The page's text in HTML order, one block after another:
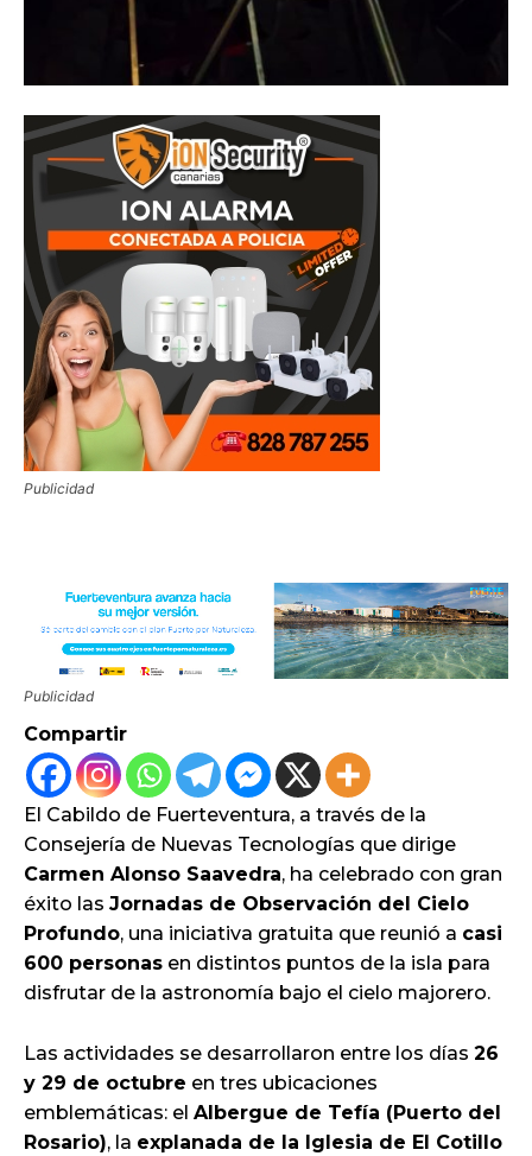
Publicidad
Publicidad
Compartir
El Cabildo de Fuerteventura, a través de la
Consejería de Nuevas Tecnologías que dirige
Carmen Alonso Saavedra, ha celebrado con gran
éxito las Jornadas de Observación del Cielo
Profundo, una iniciativa gratuita que reunió a casi
600 personas en distintos puntos de la isla para
disfrutar de la astronomía bajo el cielo majorero.
Las actividades se desarrollaron entre los días 26
y 29 de octubre en tres ubicaciones
emblemáticas: el Albergue de Tefía (Puerto del
Rosario), la explanada de la Iglesia de El Cotillo